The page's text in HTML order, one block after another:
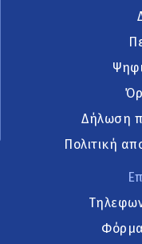
Δήλωση
Πολιτική
Φόρμα